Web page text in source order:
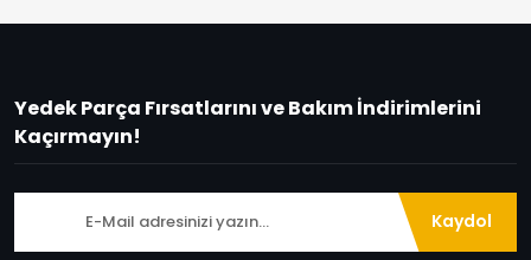
Yedek Parça Fırsatlarını ve Bakım İndirimlerini
Kaçırmayın!
Kaydol